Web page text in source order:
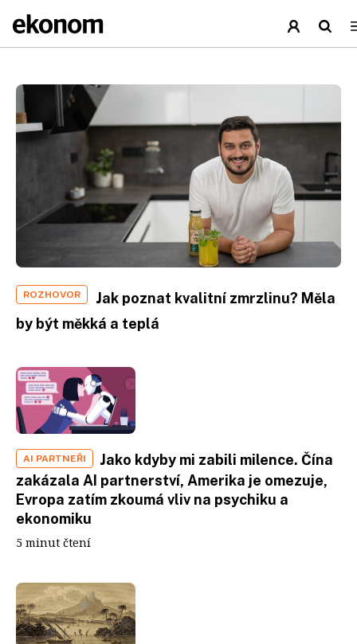
ROZHOVOR
Jak poznat kvalitní zmrzlinu? Měla
by být měkká a teplá
AI PARTNEŘI
Jako kdyby mi zabili milence. Čína
zakázala AI partnerství, Amerika je omezuje,
Evropa zatím zkoumá vliv na psychiku a
ekonomiku
5 minut čtení